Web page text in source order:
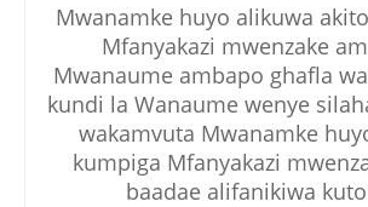
Mwanamke huyo alikuwa
Mfanyakazi mwenzake
Mwanaume ambapo ghafla
kundi la Wanaume wenye
wakamvuta Mwanamke
kumpiga Mfanyakazi
baadae alifanikiwa